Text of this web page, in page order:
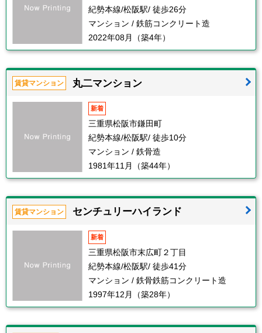
紀勢本線/松阪駅/ 徒歩26分
マンション / 鉄筋コンクリート造
2022年08月（築4年）
賃貸マンション 丸二マンション
新着
三重県松阪市鎌田町
紀勢本線/松阪駅/ 徒歩10分
マンション / 鉄骨造
1981年11月（築44年）
賃貸マンション センチュリーハイランド
新着
三重県松阪市末広町２丁目
紀勢本線/松阪駅/ 徒歩41分
マンション / 鉄骨鉄筋コンクリート造
1997年12月（築28年）